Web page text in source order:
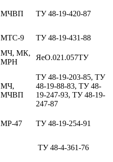
МЧВП ТУ 48-19-420-87
МТС-9 ТУ 48-19-431-88
МЧ, МК,
МРН
ЯеО.021.057ТУ
МЧ,
МЧВП
ТУ 48-19-203-85, ТУ
48-19-88-83, ТУ 48-
19-247-93, ТУ 48-19-
247-87
МР-47
ТУ 48-19-254-91
ТУ 48-4-361-76